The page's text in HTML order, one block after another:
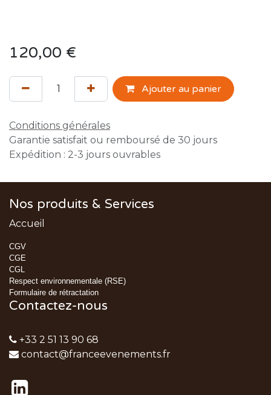
120,00 €
Ajouter au panier
Conditions générales
Garantie satisfait ou remboursé de 30 jours
Expédition : 2-3 jours ouvrables
Nos produits & Services
Accueil
CGV
CGE
CGL
Respect environnementale (RSE)
Formulaire de rétractation
Contactez-nous
+33 2 51 13 90 68
contact@franceevenements.fr